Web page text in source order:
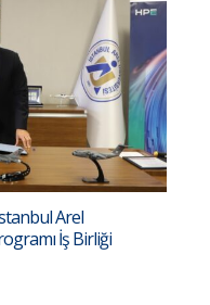
Arel
İş Birliği